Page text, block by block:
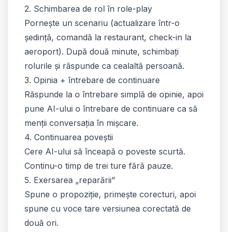
2. Schimbarea de rol în role-play
Pornește un scenariu (actualizare într-o
ședință, comandă la restaurant, check-in la
aeroport). După două minute, schimbați
rolurile și răspunde ca cealaltă persoană.
3. Opinia + întrebare de continuare
Răspunde la o întrebare simplă de opinie, apoi
pune AI-ului o întrebare de continuare ca să
menții conversația în mișcare.
4. Continuarea poveștii
Cere AI-ului să înceapă o poveste scurtă.
Continu-o timp de trei ture fără pauze.
5. Exersarea „reparării”
Spune o propoziție, primește corecturi, apoi
spune cu voce tare versiunea corectată de
două ori.